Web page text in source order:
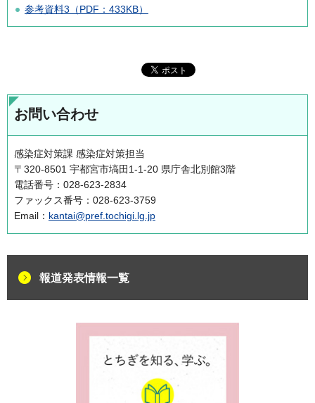
参考資料3（PDF：433KB）
お問い合わせ
感染症対策課 感染症対策担当
〒320-8501 宇都宮市塙田1-1-20 県庁舎北別館3階
電話番号：028-623-2834
ファックス番号：028-623-3759
Email： kantai@pref.tochigi.lg.jp
報道発表情報一覧